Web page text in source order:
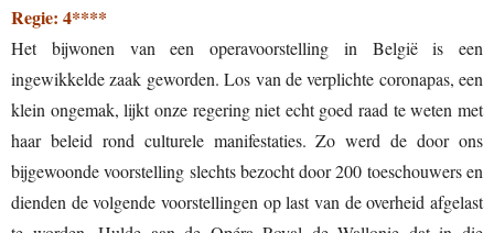
Regie: 4****
Het bijwonen van een operavoorstelling in België is een
ingewikkelde zaak geworden. Los van de verplichte coronapas, een
klein ongemak, lijkt onze regering niet echt goed raad te weten met
haar beleid rond culturele manifestaties. Zo werd de door ons
bijgewoonde voorstelling slechts bezocht door 200 toeschouwers en
dienden de volgende voorstellingen op last van de overheid afgelast